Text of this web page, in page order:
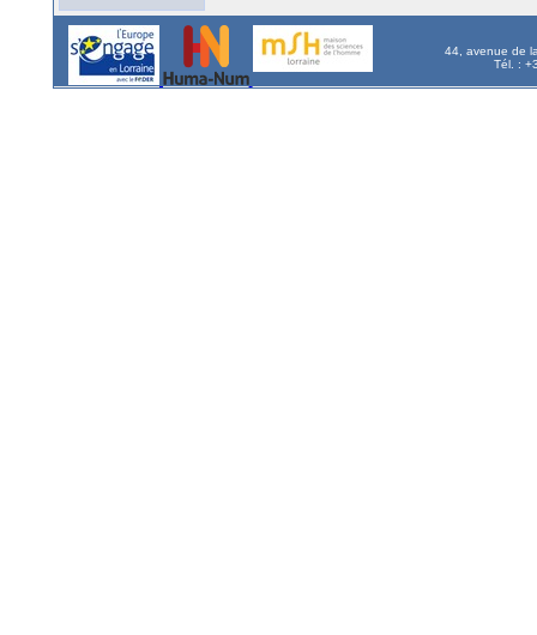
44, avenue de
Tél. :